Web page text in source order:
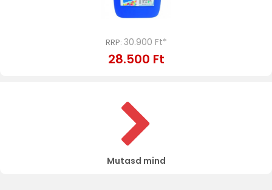
RRP: 30.900 Ft*
28.500 Ft
Mutasd mind